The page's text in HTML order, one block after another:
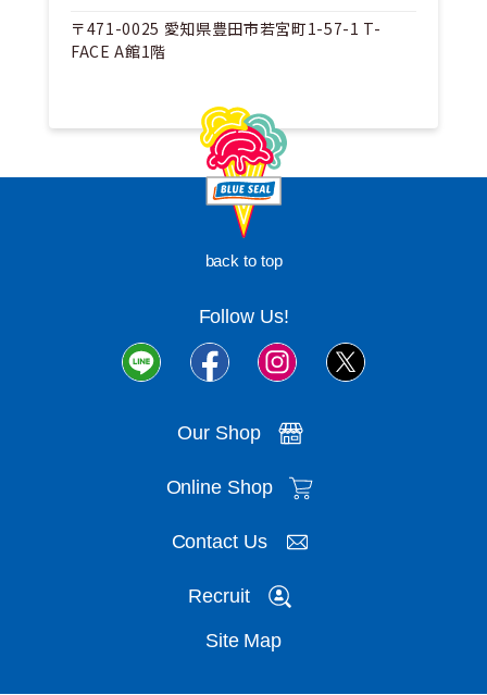
〒471-0025 愛知県豊田市若宮町1-57-1 T-
FACE A館1階
back to top
Follow Us!
Our Shop
Online Shop
Contact Us
Recruit
Site Map